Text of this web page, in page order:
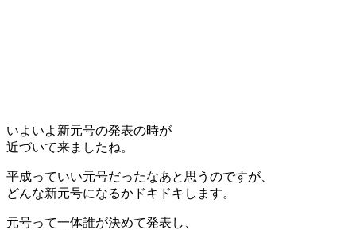
いよいよ新元号の発表の時が
近づいて来ましたね。
平成っていい元号だったなあと思うのですが、
どんな新元号になるかドキドキします。
元号って一体誰が決めて発表し、